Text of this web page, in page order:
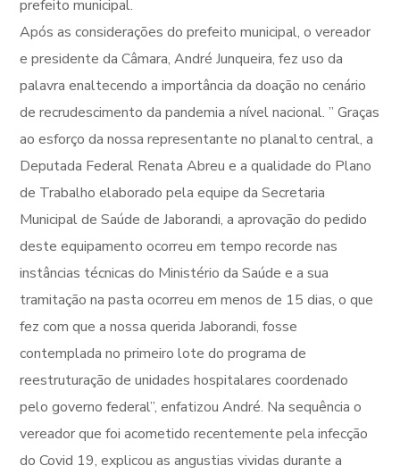
prefeito municipal.
Após as considerações do prefeito municipal, o vereador
e presidente da Câmara, André Junqueira, fez uso da
palavra enaltecendo a importância da doação no cenário
de recrudescimento da pandemia a nível nacional. ” Graças
ao esforço da nossa representante no planalto central, a
Deputada Federal Renata Abreu e a qualidade do Plano
de Trabalho elaborado pela equipe da Secretaria
Municipal de Saúde de Jaborandi, a aprovação do pedido
deste equipamento ocorreu em tempo recorde nas
instâncias técnicas do Ministério da Saúde e a sua
tramitação na pasta ocorreu em menos de 15 dias, o que
fez com que a nossa querida Jaborandi, fosse
contemplada no primeiro lote do programa de
reestruturação de unidades hospitalares coordenado
pelo governo federal”, enfatizou André. Na sequência o
vereador que foi acometido recentemente pela infecção
do Covid 19, explicou as angustias vividas durante a